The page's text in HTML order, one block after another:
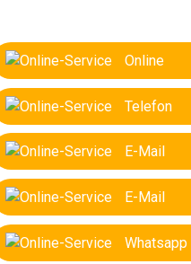
Online
Telefon
E-Mail
E-Mail
Whatsapp
Von Führenden
von Yantai Ligong